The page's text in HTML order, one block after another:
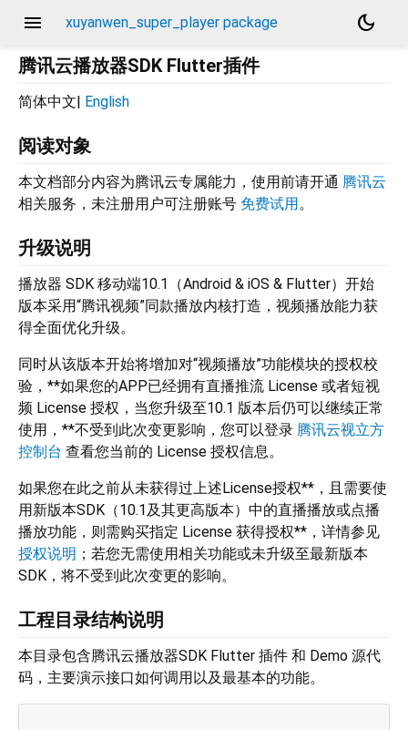
menu xuyanwen_super_player package dark_mode
腾讯云播放器SDK Flutter插件
简体中文| English
阅读对象
本文档部分内容为腾讯云专属能力，使用前请开通 腾讯云
相关服务，未注册用户可注册账号 免费试用。
升级说明
播放器 SDK 移动端10.1（Android & iOS & Flutter）开始
版本采用“腾讯视频”同款播放内核打造，视频播放能力获
得全面优化升级。
同时从该版本开始将增加对“视频播放”功能模块的授权校
验，**如果您的APP已经拥有直播推流 License 或者短视
频 License 授权，当您升级至10.1 版本后仍可以继续正常
使用，**不受到此次变更影响，您可以登录 腾讯云视立方
控制台 查看您当前的 License 授权信息。
如果您在此之前从未获得过上述License授权**，且需要使
用新版本SDK（10.1及其更高版本）中的直播播放或点播
播放功能，则需购买指定 License 获得授权**，详情参见
授权说明 ；若您无需使用相关功能或未升级至最新版本
SDK，将不受到此次变更的影响。
工程目录结构说明
本目录包含腾讯云播放器SDK Flutter 插件 和 Demo 源代
码，主要演示接口如何调用以及最基本的功能。